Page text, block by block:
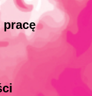
pracę